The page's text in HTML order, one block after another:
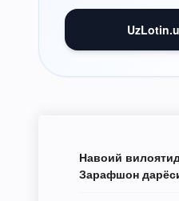
Навоий
Зарафшон